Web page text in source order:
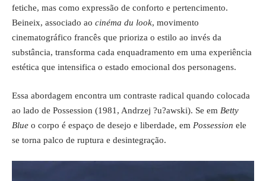
fetiche, mas como expressão de conforto e pertencimento.
Beineix, associado ao cinéma du look, movimento
cinematográfico francês que prioriza o estilo ao invés da
substância, transforma cada enquadramento em uma experiência
estética que intensifica o estado emocional dos personagens.
Essa abordagem encontra um contraste radical quando colocada
ao lado de Possession (1981, Andrzej ?u?awski). Se em Betty
Blue o corpo é espaço de desejo e liberdade, em Possession ele
se torna palco de ruptura e desintegração.